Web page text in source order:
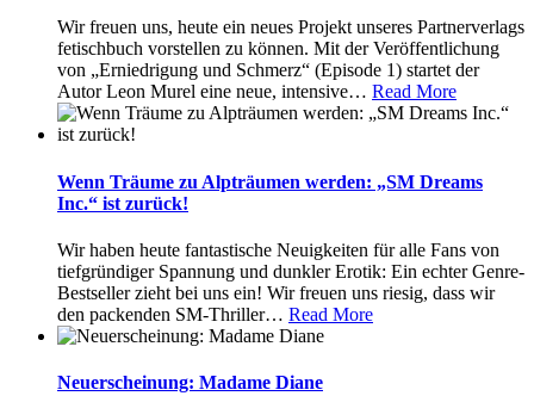
Wir freuen uns, heute ein neues Projekt unseres Partnerverlags
fetischbuch vorstellen zu können. Mit der Veröffentlichung
von „Erniedrigung und Schmerz“ (Episode 1) startet der
Autor Leon Murel eine neue, intensive… Read More
Wenn Träume zu Alpträumen werden: „SM Dreams
Inc.“ ist zurück!
Wir haben heute fantastische Neuigkeiten für alle Fans von
tiefgründiger Spannung und dunkler Erotik: Ein echter Genre-
Bestseller zieht bei uns ein! Wir freuen uns riesig, dass wir
den packenden SM-Thriller… Read More
Neuerscheinung: Madame Diane